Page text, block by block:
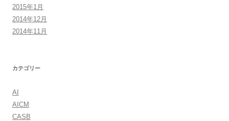
2015年1月
2014年12月
2014年11月
カテゴリー
AI
AICM
CASB